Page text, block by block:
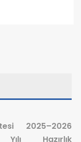
2025–2026
Hazırlık